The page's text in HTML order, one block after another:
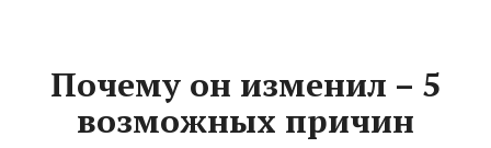
Почему он изменил – 5
возможных причин